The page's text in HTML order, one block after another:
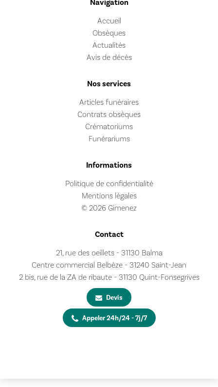
Navigation
Accueil
Obsèques
Actualités
Avis de décès
Nos services
Articles funéraires
Contrats obsèques
Crématoriums
Funérariums
Informations
Politique de confidentialité
Mentions légales
© 2026 Gimenez
Contact
21, rue des oeillets - 31130 Balma
Centre commercial Belbèze - 31240 Saint-Jean
2 bis, rue de la ZA de ribaute - 31130 Quint-Fonsegrives
Devis
Appeler 24h/24 - 7j/7